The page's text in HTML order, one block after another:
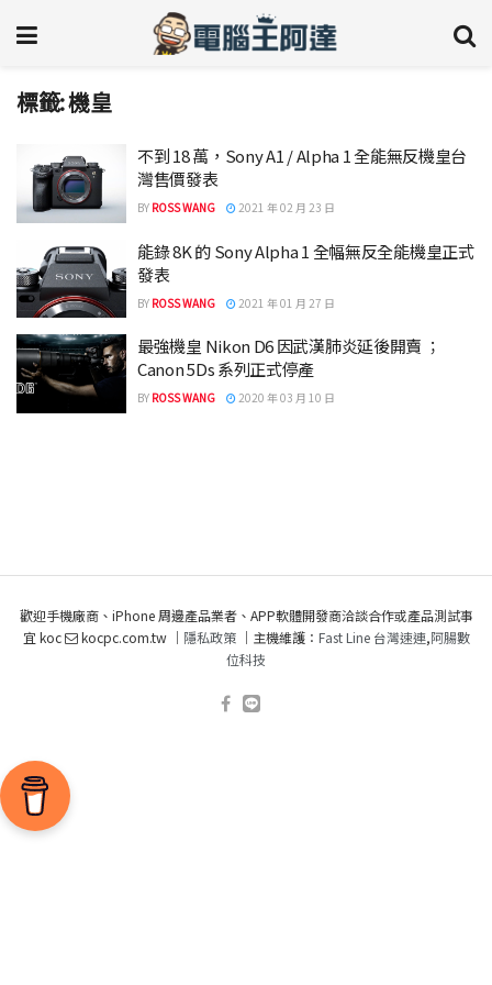
標籤:機皇
不到 18 萬，Sony A1 / Alpha 1 全能無反機皇台
灣售價發表
BY ROSS WANG 2021 年 02 月 23 日
能錄 8K 的 Sony Alpha 1 全幅無反全能機皇正式
發表
BY ROSS WANG 2021 年 01 月 27 日
最強機皇 Nikon D6 因武漢肺炎延後開賣 ；
Canon 5Ds 系列正式停產
BY ROSS WANG 2020 年 03 月 10 日
歡迎手機廠商、iPhone 周邊產品業者、APP軟體開發商洽談合作或產品測試事
宜 koc
kocpc.com.tw ｜ 隱私政策｜主機維護： Fast Line 台灣速連,阿腸數
位科技